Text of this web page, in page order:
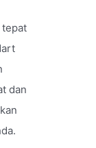
dan